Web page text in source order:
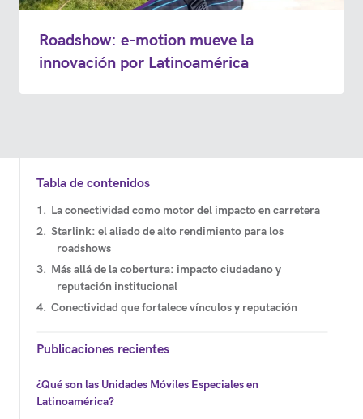
Roadshow: e-motion mueve la
innovación por Latinoamérica
Tabla de contenidos
La conectividad como motor del impacto en carretera
Starlink: el aliado de alto rendimiento para los
roadshows
Más allá de la cobertura: impacto ciudadano y
reputación institucional
Conectividad que fortalece vínculos y reputación
Publicaciones recientes
¿Qué son las Unidades Móviles Especiales en
Latinoamérica?